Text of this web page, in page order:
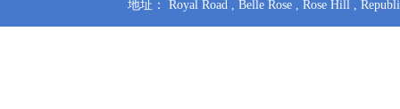
地址： Royal Road , Belle Rose , Rose Hill ,